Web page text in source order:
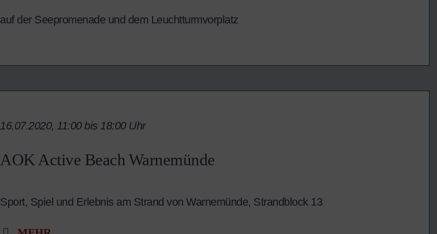
auf der Seepromenade und dem Leuchtturmvorplatz
AOK Active Beach Warnemünde
16.07.2020, 11:00 bis 18:00 Uhr
Sport, Spiel und Erlebnis am Strand von Warnemünde, Strandblock 13